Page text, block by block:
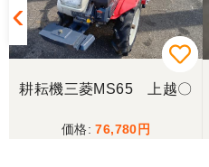
耕耘機三菱MS65 上越〇
76,780